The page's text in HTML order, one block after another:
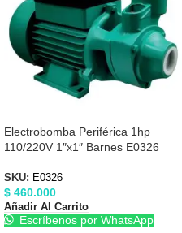
Electrobomba Periférica 1hp
110/220V 1″x1″ Barnes E0326
SKU: E0326
$ 460.000
Añadir Al Carrito
Escríbenos por WhatsApp